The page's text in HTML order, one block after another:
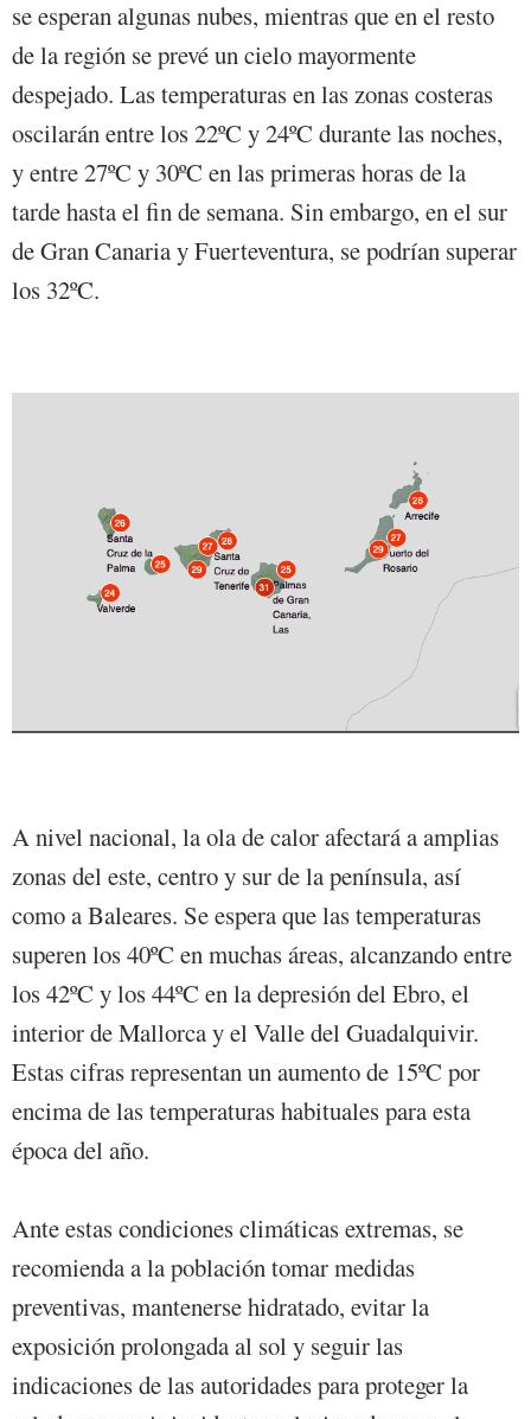
se esperan algunas nubes, mientras que en el resto
de la región se prevé un cielo mayormente
despejado. Las temperaturas en las zonas costeras
oscilarán entre los 22ºC y 24ºC durante las noches,
y entre 27ºC y 30ºC en las primeras horas de la
tarde hasta el fin de semana. Sin embargo, en el sur
de Gran Canaria y Fuerteventura, se podrían superar
los 32ºC.
A nivel nacional, la ola de calor afectará a amplias
zonas del este, centro y sur de la península, así
como a Baleares. Se espera que las temperaturas
superen los 40ºC en muchas áreas, alcanzando entre
los 42ºC y los 44ºC en la depresión del Ebro, el
interior de Mallorca y el Valle del Guadalquivir.
Estas cifras representan un aumento de 15ºC por
encima de las temperaturas habituales para esta
época del año.
Ante estas condiciones climáticas extremas, se
recomienda a la población tomar medidas
preventivas, mantenerse hidratado, evitar la
exposición prolongada al sol y seguir las
indicaciones de las autoridades para proteger la